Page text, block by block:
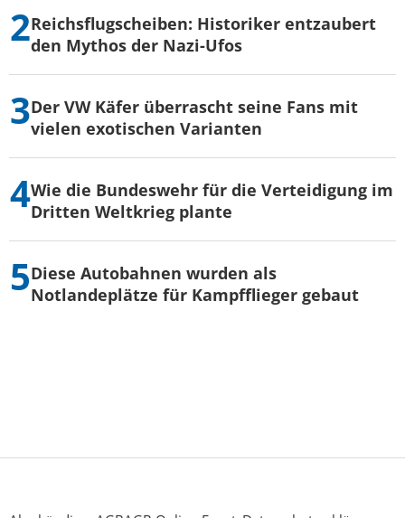
Reichsflugscheiben: Historiker entzaubert
den Mythos der Nazi-Ufos
Der VW Käfer überrascht seine Fans mit
vielen exotischen Varianten
Wie die Bundeswehr für die Verteidigung im
Dritten Weltkrieg plante
Diese Autobahnen wurden als
Notlandeplätze für Kampfflieger gebaut